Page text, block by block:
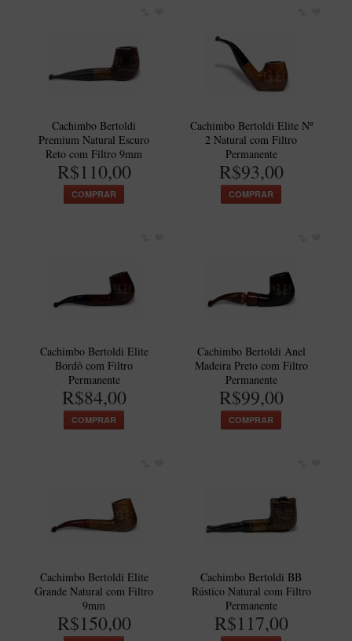
Zuccardi
Encerado
Hobby
Speciale
BB Liso e Rústico
CACHIMBOS ARTESANAIS DE BRIAR ITALIANO
Maestro – Briar Italiano
Jateado
Maestro Compacto – Briar Italiano
MONTE SEU KIT/INICIANTES
Blends Para Cachimbo
Filtros
Cachimbo Bertoldi
Premium Natural Escuro
Reto com Filtro 9mm
R$110,00
COMPRAR
Cachimbo Bertoldi Elite Nº
2 Natural com Filtro
Permanente
R$93,00
COMPRAR
Cachimbo Bertoldi Elite
Bordô com Filtro
Permanente
R$84,00
COMPRAR
Cachimbo Bertoldi Anel
Madeira Preto com Filtro
Permanente
R$99,00
COMPRAR
Cachimbo Bertoldi Elite
Grande Natural com Filtro
9mm
R$150,00
Cachimbo Bertoldi BB
Rústico Natural com Filtro
Permanente
R$117,00